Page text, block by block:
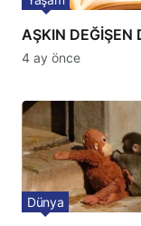
AŞKIN DEĞİŞEN
4 ay önce
Dünya